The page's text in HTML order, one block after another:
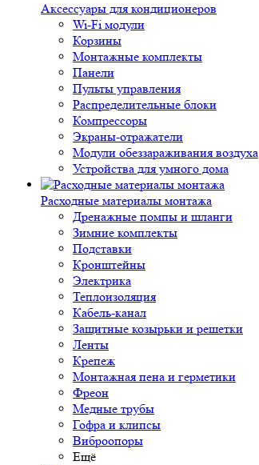
Аксессуары для кондиционеров
Wi-Fi модули
Корзины
Монтажные комплекты
Панели
Пульты управления
Распределительные блоки
Компрессоры
Экраны-отражатели
Модули обеззараживания воздуха
Устройства для умного дома
Расходные материалы монтажа
Дренажные помпы и шланги
Зимние комплекты
Подставки
Кронштейны
Электрика
Теплоизоляция
Кабель-канал
Защитные козырьки и решетки
Ленты
Крепеж
Монтажная пена и герметики
Фреон
Медные трубы
Гофра и клипсы
Виброопоры
Ещё